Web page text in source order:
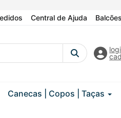
Central de Ajuda
Canecas | Copos | Taças